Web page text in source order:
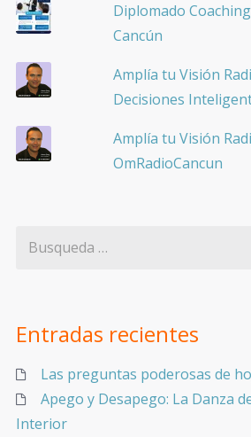
Diplomado
Cancún
Amplía tu Visión
Decisiones
Amplía tu Visión
OmRadioCancun
Entradas recientes
Las preguntas poderosas de
Apego y Desapego: La Danza
Interior